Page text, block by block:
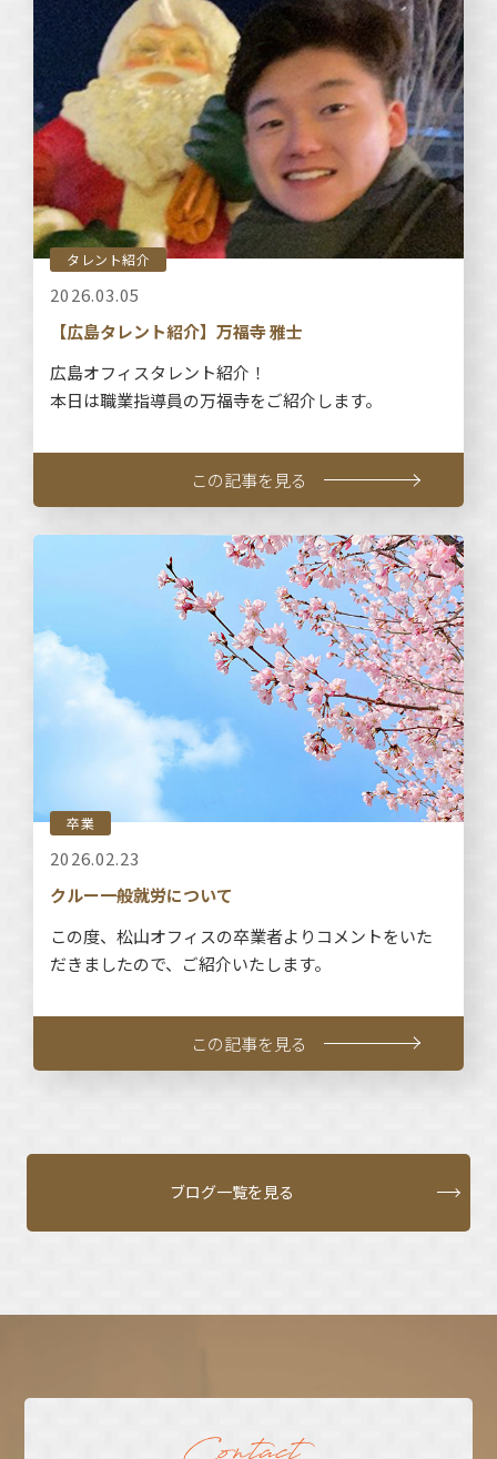
タレント紹介
2026.03.05
【広島タレント紹介】万福寺 雅士
広島オフィスタレント紹介！
本日は職業指導員の万福寺をご紹介します。
この記事を見る
卒業
2026.02.23
クルー一般就労について
この度、松山オフィスの卒業者よりコメントをいた
だきましたので、ご紹介いたします。
この記事を見る
ブログ一覧を見る